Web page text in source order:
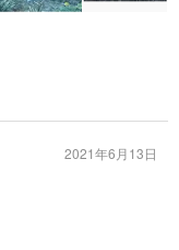
2021年6月13日